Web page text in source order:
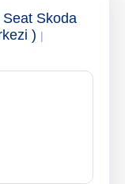
Skoda
) |